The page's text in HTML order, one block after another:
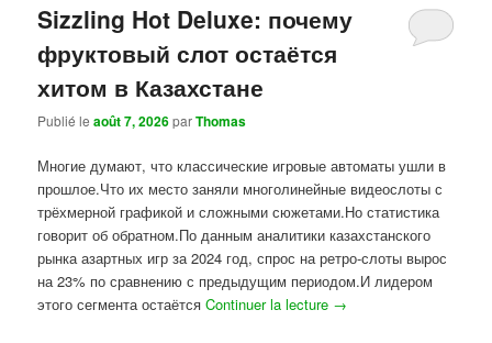
Sizzling Hot Deluxe: почему
фруктовый слот остаётся
хитом в Казахстане
Publié leaoût 7, 2026parThomas
Многие думают, что классические игровые автоматы ушли в
прошлое.Что их место заняли многолинейные видеослоты с
трёхмерной графикой и сложными сюжетами.Но статистика
говорит об обратном.По данным аналитики казахстанского
рынка азартных игр за 2024 год, спрос на ретро-слоты вырос
на 23% по сравнению с предыдущим периодом.И лидером
этого сегмента остаётсяContinuer la lecture →